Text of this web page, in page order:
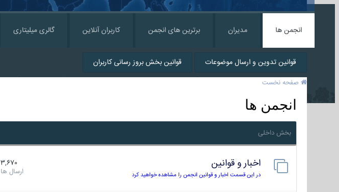
انجمن ها مدیران برترین های انجمن کاربران آنلاین گالری میلیتاری
قوانین تدوین و ارسال موضوعات قوانین بخش بروز رسانی کاربران
صفحه نخست
انجمن ها
بخش داخلی
اخبار و قوانین
در این قسمت اخبار و قوانین انجمن را مشاهده خواهید کرد
3,670
ارسال ها